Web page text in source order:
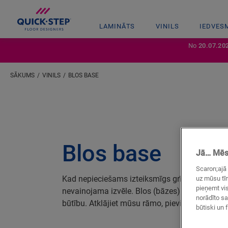
LAMINĀTS VINILS
No
SĀKUMS VINILS BLOS BASE
Blos base
Kad nepieciešams izteiksmīgs grīdas
nevainojama izvēle. Blos (bāzes) grīdas
būtību. Atklājiet mūsu rāmo, pievilcīgo
Jā…
uz mūsu
pieņemt
norādīto
būtiski un